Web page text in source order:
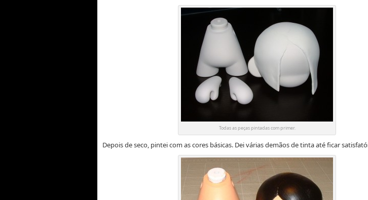
Todas as peças pintadas com primer.
Depois de seco, pintei com as cores básicas. Dei várias demãos de tinta até ficar